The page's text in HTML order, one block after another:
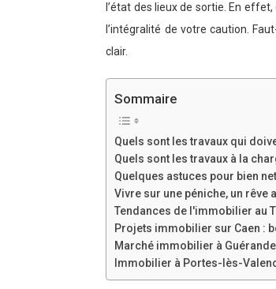
l’état des lieux de sortie. En
l’intégralité de votre caution.
clair.
Sommaire
Quels sont les travaux qui
Quels sont les travaux à la
Quelques astuces pour bien
Vivre sur une péniche, un rêve
Tendances de l'immobilier au
Projets immobilier sur Caen :
Marché immobilier à
Immobilier à Portes-lès-